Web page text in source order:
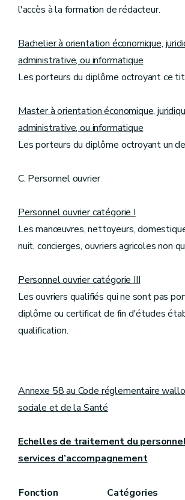
l'accès à la formation de rédacteur.
Bachelier à orientation économique,
administrative, ou informatique
Les porteurs du diplôme octroyant ce
Master à orientation économique,
administrative, ou informatique
Les porteurs du diplôme octroyant un
C. Personnel ouvrier
Personnel ouvrier catégorie I
Les manœuvres, nettoyeurs,
nuit, concierges, ouvriers agricoles non
Personnel ouvrier catégorie III
Les ouvriers qualifiés qui ne sont pas
diplôme ou certificat de fin d'études
qualification.
Annexe 58 au Code réglementaire
sociale et de la Santé
Echelles de traitement du
services d’accompagnement
Fonction Catégories